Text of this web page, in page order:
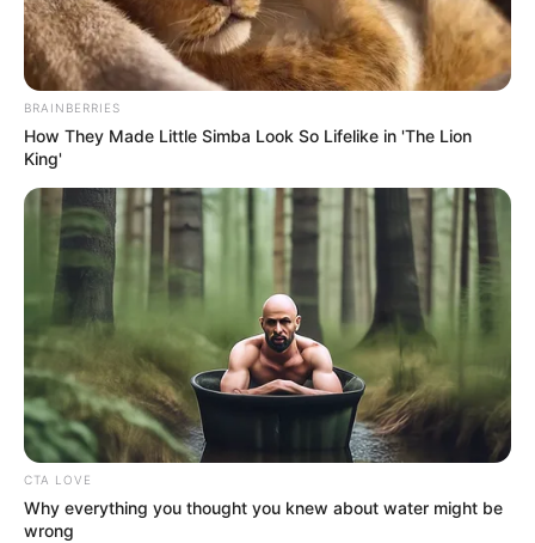
BRAINBERRIES
How They Made Little Simba Look So Lifelike in 'The Lion
King'
CTA LOVE
Why everything you thought you knew about water might be
wrong